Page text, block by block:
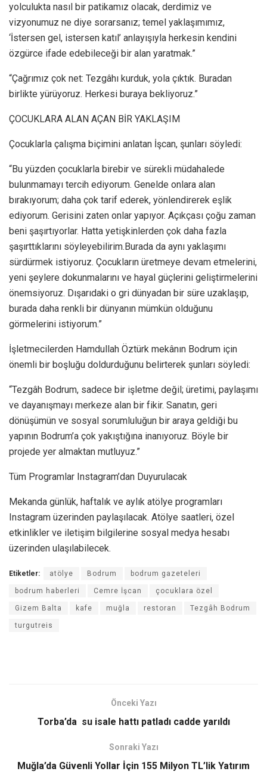
yolculukta nasıl bir patikamız olacak, derdimiz ve
vizyonumuz ne diye sorarsanız; temel yaklaşımımız,
‘İstersen gel, istersen katıl’ anlayışıyla herkesin kendini
özgürce ifade edebileceği bir alan yaratmak.”
“Çağrımız çok net: Tezgâhı kurduk, yola çıktık. Buradan
birlikte yürüyoruz. Herkesi buraya bekliyoruz.”
ÇOCUKLARA ALAN AÇAN BİR YAKLAŞIM
Çocuklarla çalışma biçimini anlatan İşcan, şunları söyledi:
“Bu yüzden çocuklarla birebir ve sürekli müdahalede
bulunmamayı tercih ediyorum. Genelde onlara alan
bırakıyorum; daha çok tarif ederek, yönlendirerek eşlik
ediyorum. Gerisini zaten onlar yapıyor. Açıkçası çoğu zaman
beni şaşırtıyorlar. Hatta yetişkinlerden çok daha fazla
şaşırttıklarını söyleyebilirim.Burada da aynı yaklaşımı
sürdürmek istiyoruz. Çocukların üretmeye devam etmelerini,
yeni şeylere dokunmalarını ve hayal güçlerini geliştirmelerini
önemsiyoruz. Dışarıdaki o gri dünyadan bir süre uzaklaşıp,
burada daha renkli bir dünyanın mümkün olduğunu
görmelerini istiyorum.”
İşletmecilerden Hamdullah Öztürk mekânın Bodrum için
önemli bir boşluğu doldurduğunu belirterek şunları söyledi:
“Tezgâh Bodrum, sadece bir işletme değil; üretimi, paylaşımı
ve dayanışmayı merkeze alan bir fikir. Sanatın, geri
dönüşümün ve sosyal sorumluluğun bir araya geldiği bu
yapının Bodrum’a çok yakıştığına inanıyoruz. Böyle bir
projede yer almaktan mutluyuz.”
Tüm Programlar Instagram’dan Duyurulacak
Mekanda günlük, haftalık ve aylık atölye programları
Instagram üzerinden paylaşılacak. Atölye saatleri, özel
etkinlikler ve iletişim bilgilerine sosyal medya hesabı
üzerinden ulaşılabilecek.
Etiketler: atölye Bodrum bodrum gazeteleri
bodrum haberleri Cemre İşcan çocuklara özel
Gizem Balta kafe muğla restoran Tezgâh Bodrum
turgutreis
Önceki Yazı
Torba’da su isale hattı patladı cadde yarıldı
Sonraki Yazı
Muğla’da Güvenli Yollar İçin 155 Milyon TL’lik Yatırım